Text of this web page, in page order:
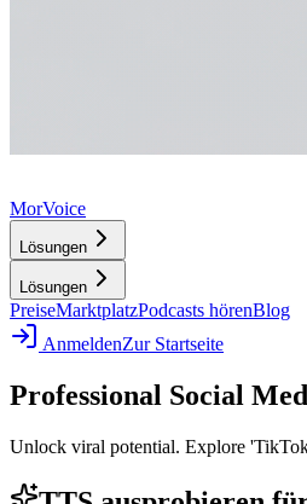
MorVoice
Lösungen
Lösungen
PreiseMarktplatzPodcasts hörenBlog
AnmeldenZur Startseite
Professional Social
Unlock viral potential. Explore